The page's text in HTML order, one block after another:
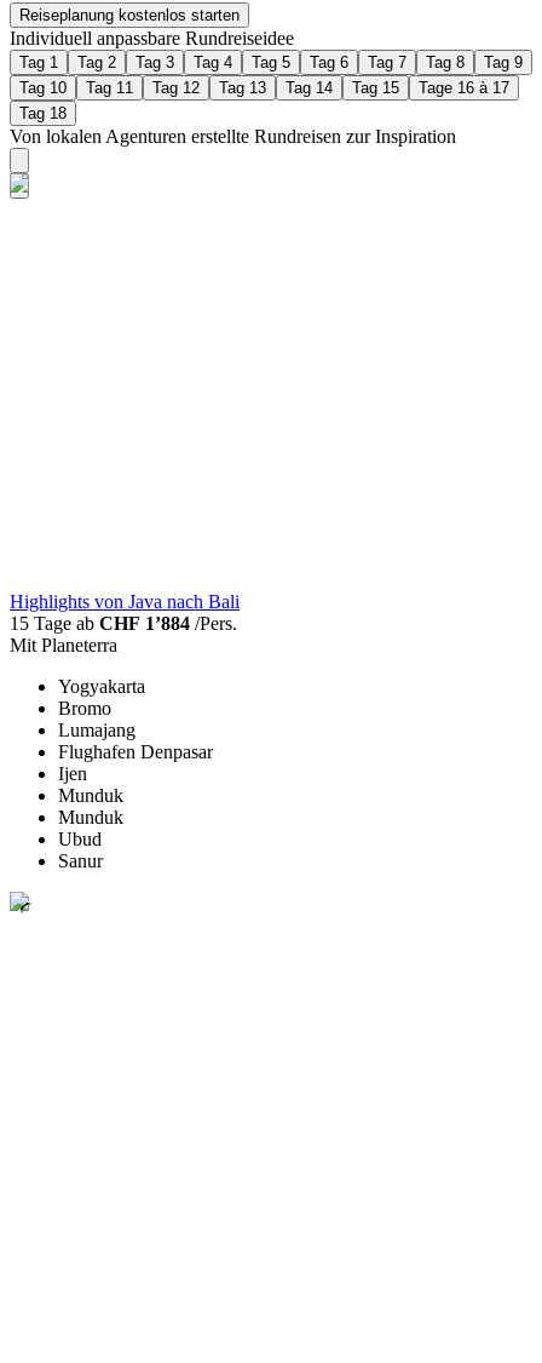
Reiseplanung kostenlos starten
Individuell anpassbare Rundreiseidee
Tag 1 Tag 2 Tag 3 Tag 4 Tag 5 Tag 6 Tag 7 Tag 8
Tag 9
Tag 10
Tag 11 Tag 12 Tag 13 Tag 14 Tag 15
Tage 16 à 17
Tag 18
Von lokalen Agenturen erstellte Rundreisen zur Inspiration
Highlights von Java nach Bali
15 Tage ab CHF 1’884 /Pers.
Mit Planeterra
Yogyakarta
Bromo
Lumajang
Flughafen Denpasar
Ijen
Munduk
Munduk
Ubud
Sanur